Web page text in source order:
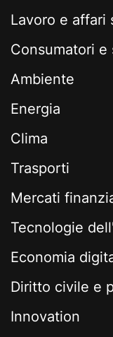
Lavoro e affari
Consumatori e
Ambiente
Energia
Clima
Trasporti
Mercati
Tecnologie
Economia
Diritto civile e
Innovation